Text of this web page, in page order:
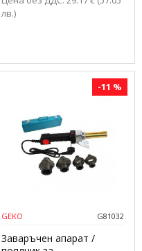
лв.)
-11 %
GEKO G81032
Заваръчен апарат /